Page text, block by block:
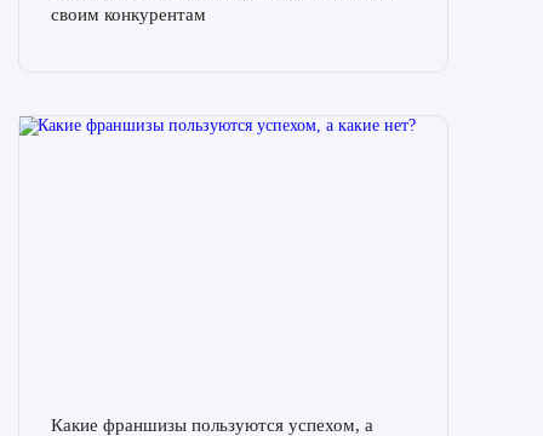
своим конкурентам
Какие франшизы пользуются успехом, а